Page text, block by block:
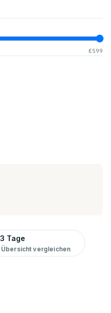
€599
Tage
Übersicht vergleichen